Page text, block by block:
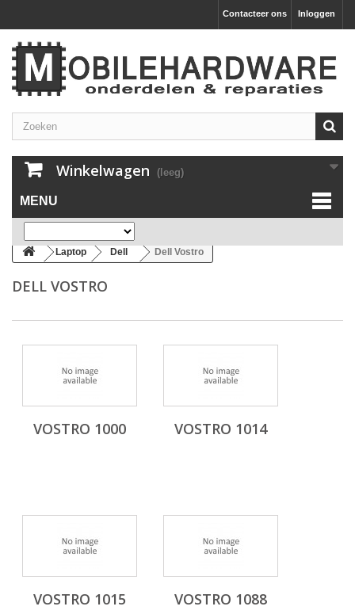
Inloggen
Contacteer ons
Winkelwagen (leeg)
MENU
Laptop Dell Dell Vostro
DELL VOSTRO
VOSTRO 1000 VOSTRO 1014
VOSTRO 1015 VOSTRO 1088